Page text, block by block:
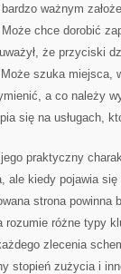
ważnym
chce dorobić
że przyciski
szuka miejsca,
a co należy
się na usługach,
praktyczny
ale kiedy pojawia
strona
różne typy
zlecenia
stopień zużycia i